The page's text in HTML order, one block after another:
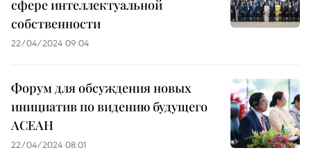
сфере интеллектуальной
собственности
22/04/2024 09:04
Форум для обсуждения новых
инициатив по видению будущего
АСЕАН
22/04/2024 08:01